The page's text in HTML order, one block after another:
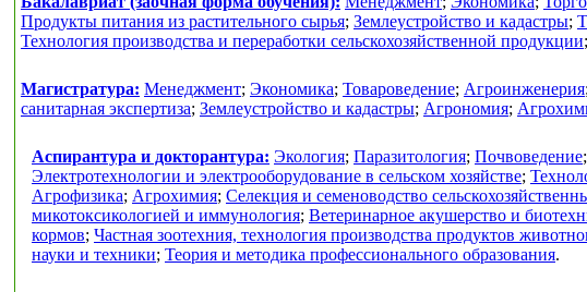
Продукты питания из растительного сырья; Землеустройство и кадастры;
Технология производства и переработки сельскохозяйственной продукции;
Магистратура: Менеджмент; Экономика; Товароведение; Агроинженерия;
санитарная экспертиза; Землеустройство и кадастры; Агрономия;
Аспирантура и докторантура: Экология; Паразитология; Почвоведение;
Электротехнологии и электрооборудование в сельском хозяйстве;
Агрофизика; Агрохимия; Селекция и семеноводство
микотоксикологией и иммунология; Ветеринарное акушерство и
кормов; Частная зоотехния, технология производства продуктов
науки и техники; Теория и методика профессионального образования.